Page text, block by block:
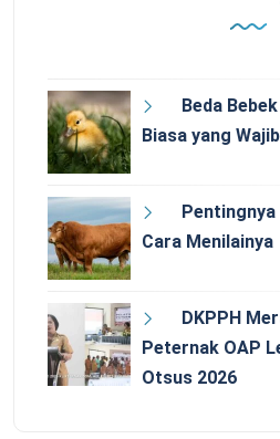
Beda
Biasa yang
Pentingnya
Cara Menilainya
DKPPH
Peternak OAP
Otsus 2026